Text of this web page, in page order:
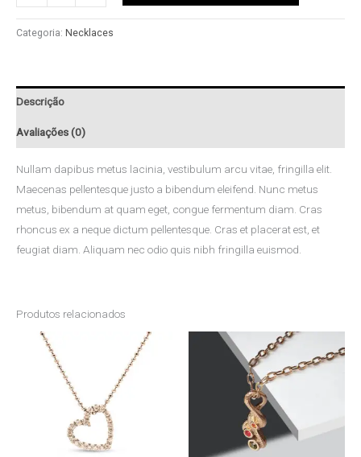
Categoria: Necklaces
Descrição
Avaliações (0)
Nullam dapibus metus lacinia, vestibulum arcu vitae, fringilla elit.
Maecenas pellentesque justo a bibendum eleifend. Nunc metus
metus, bibendum at quam eget, congue fermentum diam. Cras
rhoncus ex a neque dictum pellentesque. Cras et placerat est, et
feugiat diam. Aliquam nec odio quis nibh fringilla euismod.
Produtos relacionados